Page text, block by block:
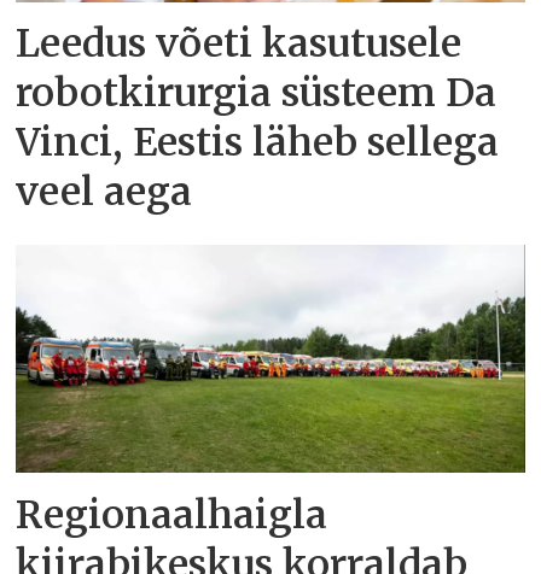
Leedus võeti kasutusele
robotkirurgia süsteem Da
Vinci, Eestis läheb sellega
veel aega
Regionaalhaigla
kiirabikeskus korraldab